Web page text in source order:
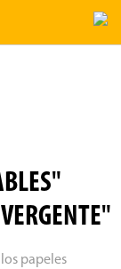
papeles